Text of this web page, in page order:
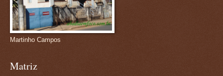
Martinho Campos
Matriz